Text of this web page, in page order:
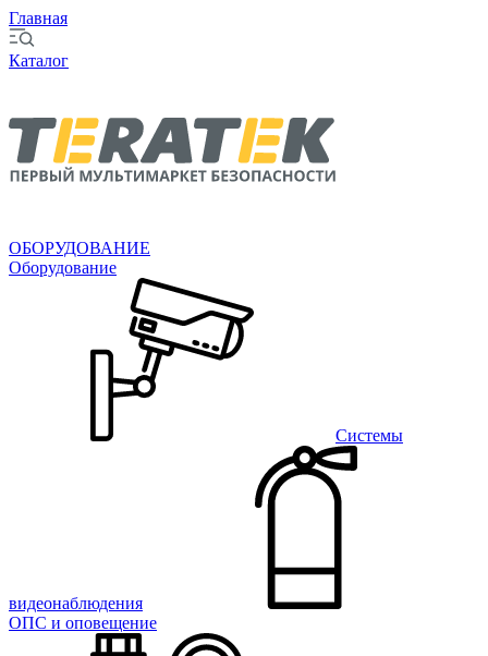
Главная
Каталог
ОБОРУДОВАНИЕ
Оборудование
Системы
видеонаблюдения
ОПС и оповещение